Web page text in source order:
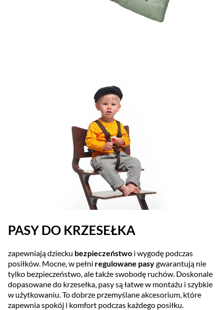
PASY DO KRZESEŁKA
zapewniają dziecku bezpieczeństwo i wygodę podczas
posiłków. Mocne, w pełni regulowane pasygwarantują nie
tylko bezpieczeństwo, ale także swobodę ruchów. Doskonale
dopasowane do krzesełka, pasy są łatwe w montażu i szybkie
w użytkowaniu. To dobrze przemyślane akcesorium, które
zapewnia spokój i komfort podczas każdego posiłku.